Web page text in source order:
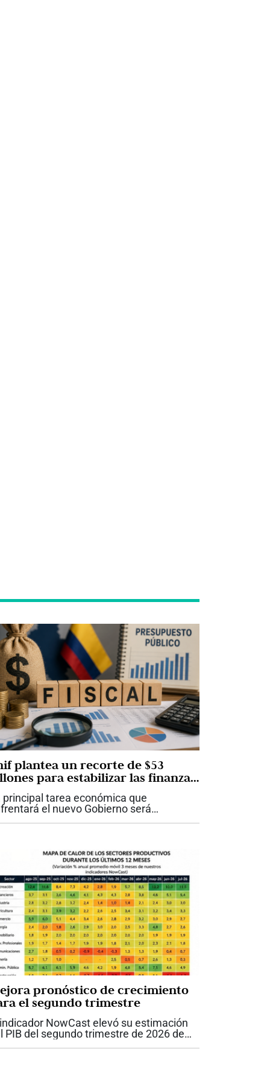
plantea un recorte de $53
para estabilizar las finanzas
principal tarea económica que
el nuevo Gobierno será
pronóstico de crecimiento
el segundo trimestre
NowCast elevó su estimación
PIB del segundo trimestre de 2026 de